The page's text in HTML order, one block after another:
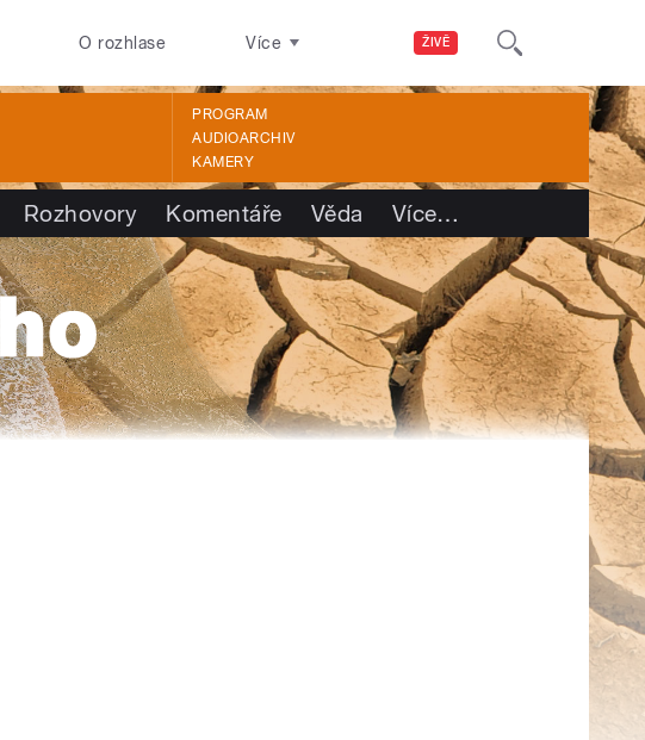
ŽIVĚ
O rozhlase Více
PROGRAM
AUDIOARCHIV
KAMERY
Rozhovory Komentáře Věda Více…